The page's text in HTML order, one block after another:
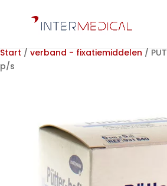
Start / verband - fixatiemiddelen /
p/s